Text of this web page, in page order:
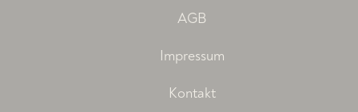
AGB
Impressum
Kontakt